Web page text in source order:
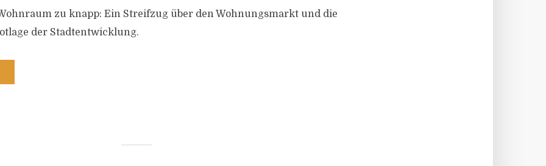
zu knapp: Ein Streifzug über den Wohnungsmarkt und die
der Stadtentwicklung.